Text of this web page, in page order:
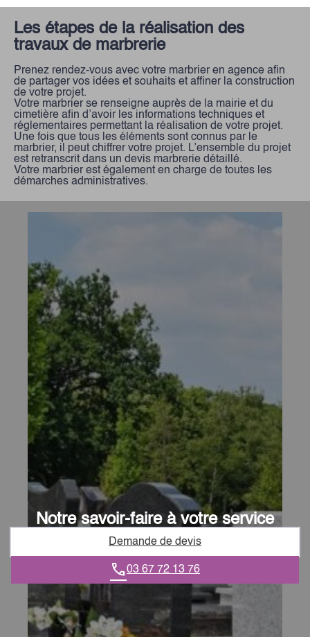
Les étapes de la réalisation des
travaux de marbrerie
Prenez rendez-vous avec votre marbrier en agence afin
de partager vos idées et souhaits et affiner la construction
de votre projet.
Votre marbrier se renseigne auprès de la mairie et du
cimetière afin d’avoir les informations techniques et
réglementaires permettant la réalisation de votre projet.
Une fois que tous les éléments sont connus par le
marbrier, il peut chiffrer votre projet. L’ensemble du projet
est retranscrit dans un devis marbrerie détaillé.
Votre marbrier est également en charge de toutes les
démarches administratives.
Notre savoir-faire à votre service
Demande de devis
03 67 72 13 76